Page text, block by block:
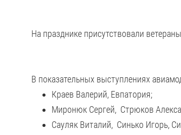
На празднике присутствовали
В показательных выступлениях
Краев Валерий, Евпатория;
Миронюк Сергей, Стрюков
Сауляк Виталий, Синько Игорь,